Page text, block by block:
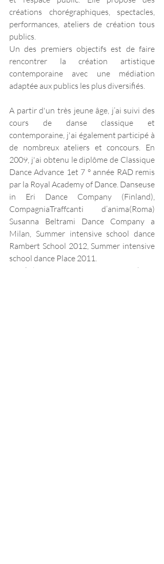
créations chorégraphiques, spectacles,
performances, ateliers de création tous
publics.
Un des premiers objectifs est de faire
rencontrer la création artistique
contemporaine avec une médiation
adaptée aux publics les plus diversifiés.
A partir d'un très jeune âge, j’ai suivi des
cours de danse classique et
contemporaine, j'ai également participé à
de nombreux ateliers et concours. En
2009, j'ai obtenu le diplôme de Classique
Dance Advance 1et 7 ° année RAD remis
par la Royal Academy of Dance. Danseuse
in Eri Dance Company (Finland),
CompagniaTraffcanti d’anima(Roma)
Susanna Beltrami Dance Company a
Milan, Summer intensive school dance
Rambert School 2012, Summer intensive
school dance Place 2011.
Workshop avec Dominique Merci (Pina